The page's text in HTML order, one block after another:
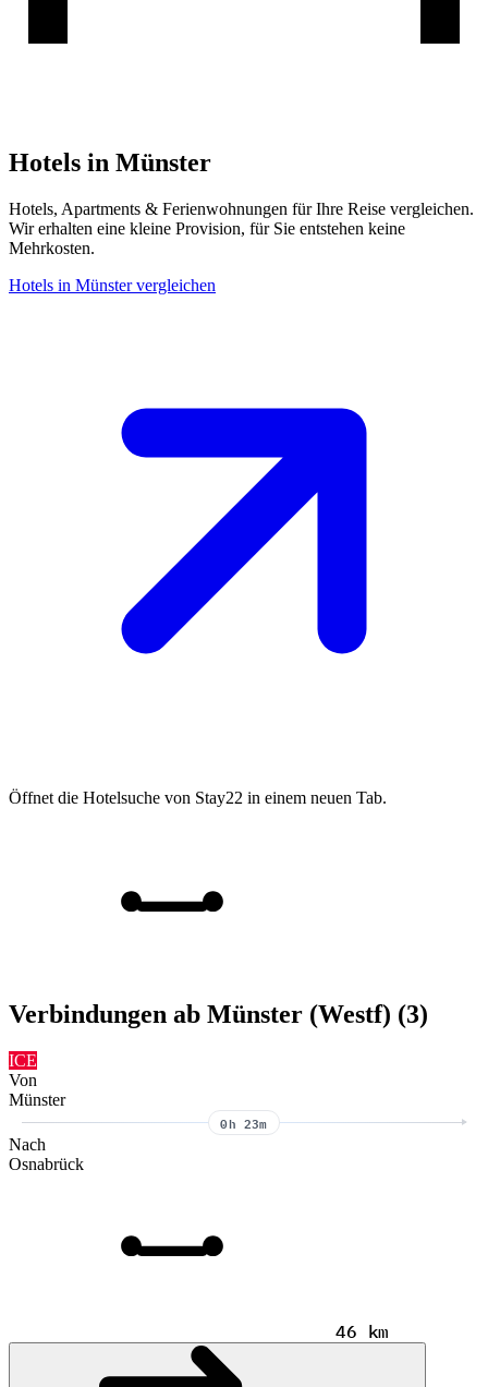
Hotels in Münster
Hotels, Apartments & Ferienwohnungen für Ihre Reise vergleichen.
Wir erhalten eine kleine Provision, für Sie entstehen keine
Mehrkosten.
Hotels in Münster vergleichen
Öffnet die Hotelsuche von Stay22 in einem neuen Tab.
Verbindungen ab Münster (Westf) (3)
ICE
Von
Münster
0h 23m
Nach
Osnabrück
46 km